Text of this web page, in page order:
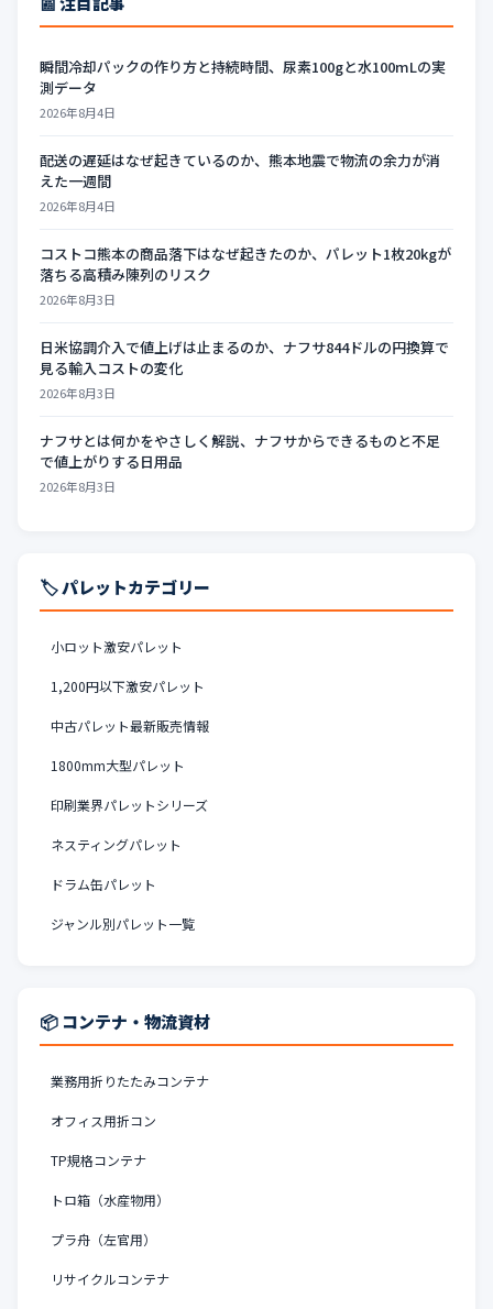
瞬間冷却パックの作り方と持続時間、尿素100gと水100mLの実
測データ
2026年8月4日
配送の遅延はなぜ起きているのか、熊本地震で物流の余力が消
えた一週間
2026年8月4日
コストコ熊本の商品落下はなぜ起きたのか、パレット1枚20kgが
落ちる高積み陳列のリスク
2026年8月3日
日米協調介入で値上げは止まるのか、ナフサ844ドルの円換算で
見る輸入コストの変化
2026年8月3日
ナフサとは何かをやさしく解説、ナフサからできるものと不足
で値上がりする日用品
2026年8月3日
🏷️ パレットカテゴリー
小ロット激安パレット
1,200円以下激安パレット
中古パレット最新販売情報
1800mm大型パレット
印刷業界パレットシリーズ
ネスティングパレット
ドラム缶パレット
ジャンル別パレット一覧
📦 コンテナ・物流資材
業務用折りたたみコンテナ
オフィス用折コン
TP規格コンテナ
トロ箱（水産物用）
プラ舟（左官用）
リサイクルコンテナ